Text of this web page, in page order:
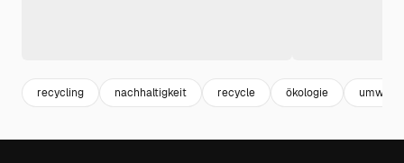
recycling nachhaltigkeit recycle ökologie umwelt